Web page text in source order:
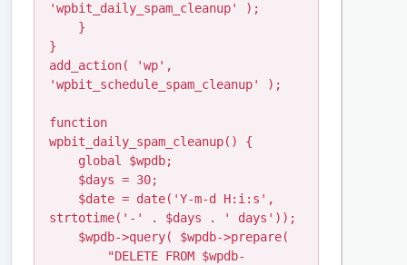
'wpbit_daily_spam_cleanup' );
}
add_action( 'wp',
'wpbit_schedule_spam_cleanup' );
function
wpbit_daily_spam_cleanup() {
strtotime('-' . $days . ' days'));